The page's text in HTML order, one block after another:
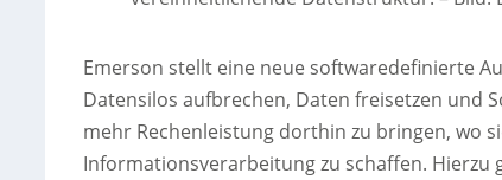
Emerson stellt eine neue softwaredefinierte
Datensilos aufbrechen, Daten freisetzen und
mehr Rechenleistung dorthin zu bringen, wo
Informationsverarbeitung zu schaffen. Hierzu